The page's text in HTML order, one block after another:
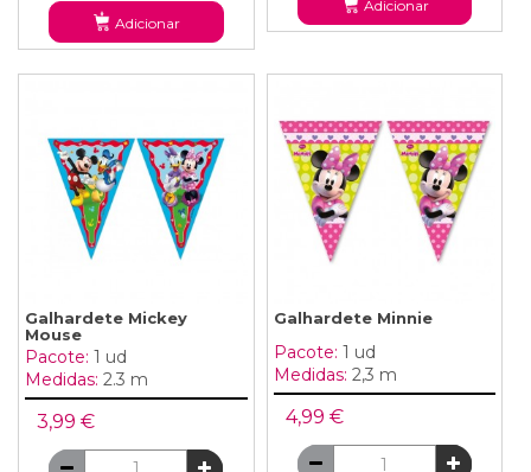
Adicionar
Adicionar
Galhardete Mickey
Mouse
Pacote: 1 ud
Medidas: 2.3 m
3,99 €
Galhardete Minnie
Pacote: 1 ud
Medidas: 2,3 m
4,99 €